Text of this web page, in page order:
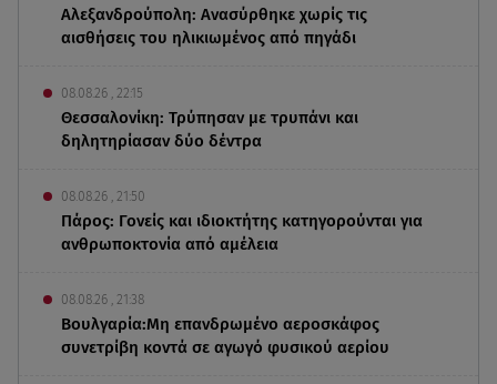
Αλεξανδρούπολη: Ανασύρθηκε χωρίς τις
αισθήσεις του ηλικιωμένος από πηγάδι
08.08.26 , 22:15
Θεσσαλονίκη: Τρύπησαν με τρυπάνι και
δηλητηρίασαν δύο δέντρα
08.08.26 , 21:50
Πάρος: Γονείς και ιδιοκτήτης κατηγορούνται για
ανθρωποκτονία από αμέλεια
08.08.26 , 21:38
Βουλγαρία:Μη επανδρωμένο αεροσκάφος
συνετρίβη κοντά σε αγωγό φυσικού αερίου